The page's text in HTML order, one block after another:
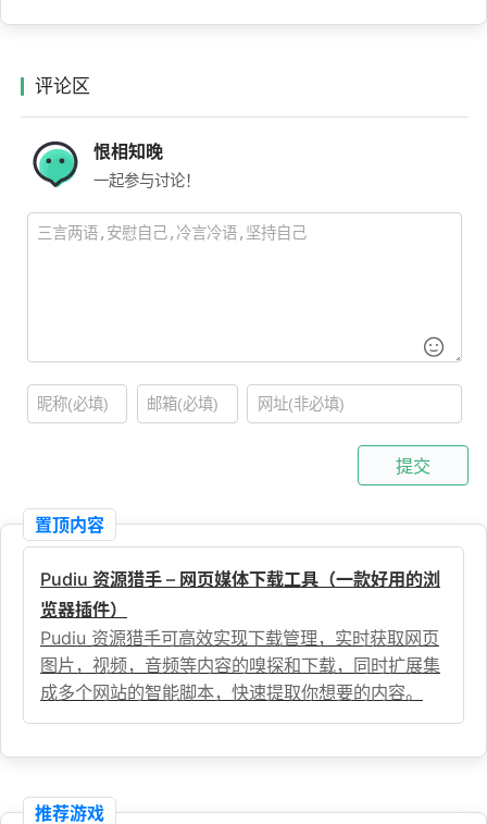
评论区
恨相知晚
一起参与讨论！
提交
置顶内容
Pudiu 资源猎手 – 网页媒体下载工具（一款好用的浏
览器插件）
Pudiu 资源猎手可高效实现下载管理，实时获取网页
图片，视频，音频等内容的嗅探和下载，同时扩展集
成多个网站的智能脚本，快速提取你想要的内容。
推荐游戏